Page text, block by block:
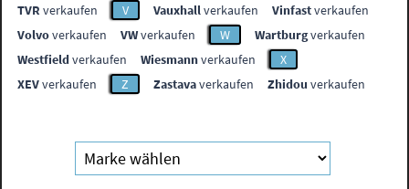
TVR verkaufen V Vauxhallverkaufen Vinfastverkaufen
Volvoverkaufen VWverkaufen W Wartburgverkaufen
Westfieldverkaufen Wiesmannverkaufen
X
XEVverkaufen Z Zastavaverkaufen Zhidou verkaufen